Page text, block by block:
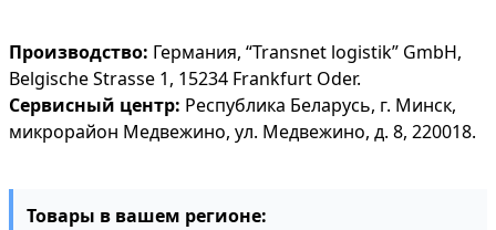
Производство: Германия, “Transnet logistik” GmbH,
Belgische Strasse 1, 15234 Frankfurt Oder.
Сервисный центр: Республика Беларусь, г. Минск,
микрорайон Медвежино, ул. Медвежино, д. 8, 220018.
Товары в вашем регионе: